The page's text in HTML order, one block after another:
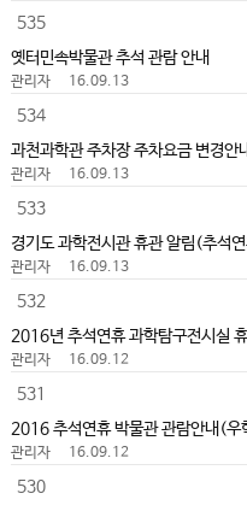
535
옛터민속박물관 추석 관람 안내
관리자 16.09.13
534
과천과학관 주차장 주차요금 변경안
관리자 16.09.13
533
경기도 과학전시관 휴관 알림(추석
관리자 16.09.13
532
2016년 추석연휴 과학탐구전시실
관리자 16.09.12
531
2016 추석연휴 박물관 관람안내(우
관리자 16.09.12
530